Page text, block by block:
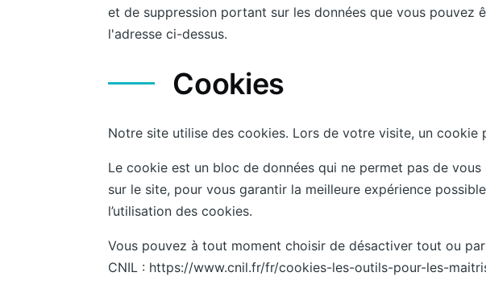
et de suppression portant sur les données que vous pouvez
l'adresse ci-dessus.
Cookies
Notre site utilise des cookies. Lors de votre visite, un
Le cookie est un bloc de données qui ne permet pas de
sur le site, pour vous garantir la meilleure expérience
l’utilisation des cookies.
Vous pouvez à tout moment choisir de désactiver tout ou
CNIL : https://www.cnil.fr/fr/cookies-les-outils-pour-les-